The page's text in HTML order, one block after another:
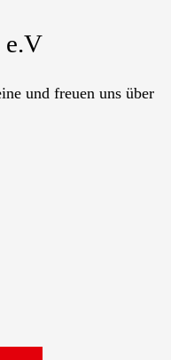
e.V
und freuen uns über